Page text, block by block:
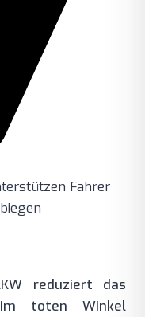
Fahrer
reduziert das
toten Winkel